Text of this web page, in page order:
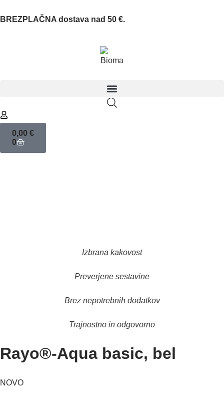
BREZPLAČNA dostava nad 50 €.
0,00 €
0
Izbrana kakovost
Preverjene sestavine
Brez nepotrebnih dodatkov
Trajnostno in odgovorno
Rayo®-Aqua basic, bel
NOVO